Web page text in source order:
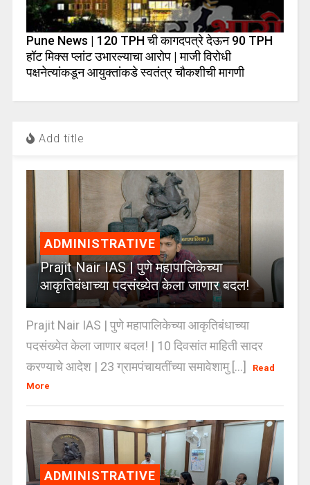
Pune News | 120 TPH ची कागदपत्रे देऊन 90 TPH
हॉट मिक्स प्लांट उभारल्याचा आरोप | माजी विरोधी
पक्षनेत्यांकडून आयुक्तांकडे स्वतंत्र चौकशीची मागणी
Add title
ADMINISTRATIVE
Prajit Nair IAS | पुणे महापालिकेच्या
आकृतिबंधाच्या पदसंख्येत केला जाणार बदल!
Prajit Nair IAS | पुणे महापालिकेच्या आकृतिबंधाच्या
पदसंख्येत केला जाणार बदल! | 10 दिवसांत माहिती सादर
करण्याचे आदेश | 23 ग्रामपंचायतींच्या समावेशामु [...]
Read
More
ADMINISTRATIVE